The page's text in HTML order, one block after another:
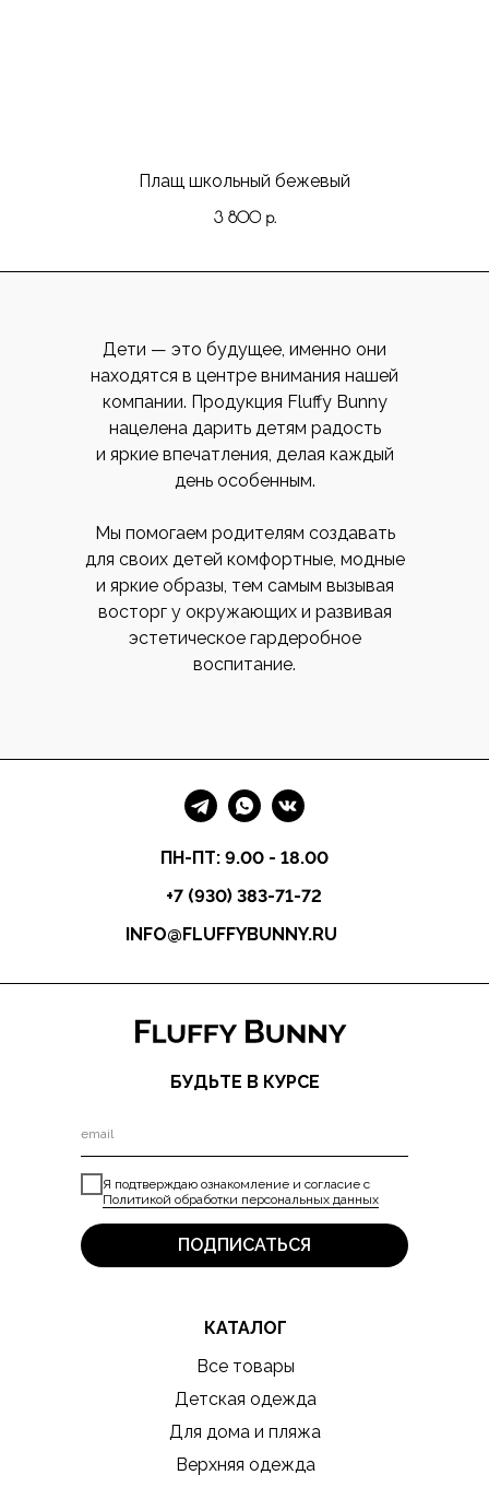
Плащ школьный бежевый
3 800 р.
Дети — это будущее, именно они
находятся в центре внимания нашей
компании. Продукция Fluffy Bunny
нацелена дарить детям радость
и яркие впечатления, делая каждый
день особенным.
Мы помогаем родителям создавать
для своих детей комфортные, модные
и яркие образы, тем самым вызывая
восторг у окружающих и развивая
эстетическое гардеробное
воспитание.
+7 (930) 383-71-72
INFO@FLUFFYBUNNY.RU
ПН-ПТ: 9.00 - 18.00
КАТАЛОГ
Детская одежда
Для дома и пляжа
Верхняя одежда
Я подтверждаю ознакомление и согласие с
Политикой обработки персональных данных
ПОДПИСАТЬСЯ
БУДЬТЕ В КУРСЕ
Все товары